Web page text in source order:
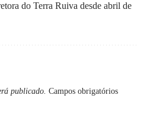
do Terra Ruiva desde abril de
publicado. Campos obrigatórios